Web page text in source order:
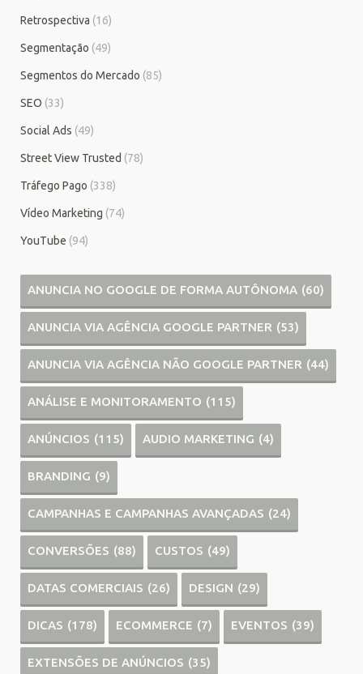
Retrospectiva (16)
Segmentação (49)
Segmentos do Mercado (85)
SEO (33)
Social Ads (49)
Street View Trusted (78)
Tráfego Pago (338)
Vídeo Marketing (74)
YouTube (94)
ANUNCIA NO GOOGLE DE FORMA AUTÔNOMA (60)
ANUNCIA VIA AGÊNCIA GOOGLE PARTNER (53)
ANUNCIA VIA AGÊNCIA NÃO GOOGLE PARTNER (44)
ANÁLISE E MONITORAMENTO (115)
ANÚNCIOS (115) AUDIO MARKETING (4)
BRANDING (9)
CAMPANHAS E CAMPANHAS AVANÇADAS (24)
CONVERSÕES (88) CUSTOS (49)
DATAS COMERCIAIS (26) DESIGN (29)
DICAS (178) ECOMMERCE (7) EVENTOS (39)
EXTENSÕES DE ANÚNCIOS (35)